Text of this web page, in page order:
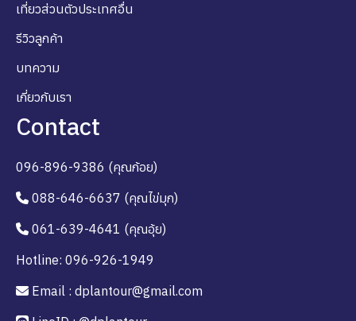
เที่ยวส่วนตัวประเทศอื่น
รีวิวลูกค้า
บทความ
เกี่ยวกับเรา
Contact
096-896-9386 (คุณก้อย)
088-646-6637 (คุณไข่มุก)
061-639-4641 (คุณอุ้ย)
Hotline: 096-926-1949
Email : dplantour@gmail.com